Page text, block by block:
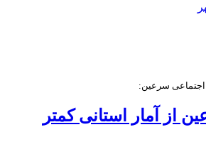
اجتماعی سرعین:
از آمار استانی کمتر